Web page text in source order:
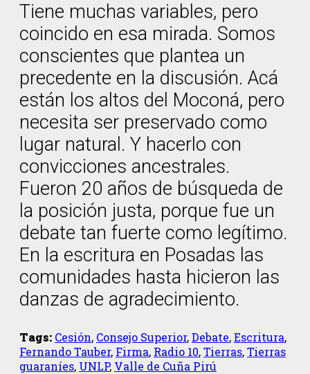
Tiene muchas variables, pero
coincido en esa mirada. Somos
conscientes que plantea un
precedente en la discusión. Acá
están los altos del Moconá, pero
necesita ser preservado como
lugar natural. Y hacerlo con
convicciones ancestrales.
Fueron 20 años de búsqueda de
la posición justa, porque fue un
debate tan fuerte como legítimo.
En la escritura en Posadas las
comunidades hasta hicieron las
danzas de agradecimiento.
Tags: Cesión, Consejo Superior,Debate,Escritura,
Fernando Tauber, Firma, Radio 10,Tierras,Tierras
guaraníes, UNLP, Valle de Cuña Pirú